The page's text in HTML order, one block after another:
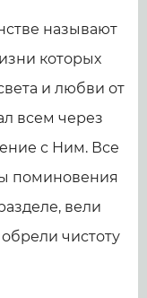
называют
которых
и любви от
всем через
с Ним. Все
поминовения
вели
чистоту